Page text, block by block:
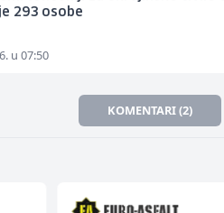
293 osobe
u 07:50
KOMENTARI (2)